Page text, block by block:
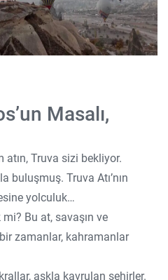
Masalı,
atın, Truva sizi bekliyor.
buluşmuş. Truva Atı’nın
yolculuk…
Bu at, savaşın ve
zamanlar, kahramanlar
aşkla kavrulan şehirler.